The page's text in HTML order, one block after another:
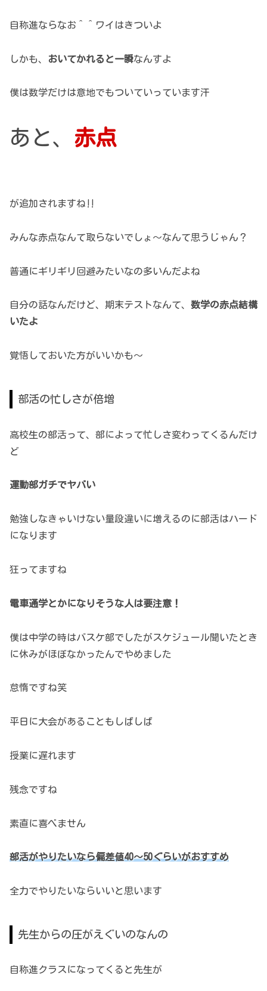
自称進ならなお＾＾ワイはきついよ
しかも、 おいてかれると一瞬なんすよ
僕は数学だけは意地でもついていっています汗
あと、 赤点
が追加されますね‼
みんな赤点なんて取らないでしょ～なんて思うじゃん？
普通にギリギリ回避みたいなの多いんだよね
自分の話なんだけど、期末テストなんて、 数学の赤点結構
いたよ
覚悟しておいた方がいいかも～
部活の忙しさが倍増
高校生の部活って、部によって忙しさ変わってくるんだけ
ど
運動部ガチでヤバい
勉強しなきゃいけない量段違いに増えるのに部活はハード
になります
狂ってますね
電車通学とかになりそうな人は要注意！
僕は中学の時はバスケ部でしたがスケジュール聞いたとき
に休みがほぼなかったんでやめました
怠惰ですね笑
平日に大会があることもしばしば
授業に遅れます
残念ですね
素直に喜べません
部活がやりたいなら偏差値40～50ぐらいがおすすめ
全力でやりたいならいいと思います
先生からの圧がえぐいのなんの
自称進クラスになってくると先生が